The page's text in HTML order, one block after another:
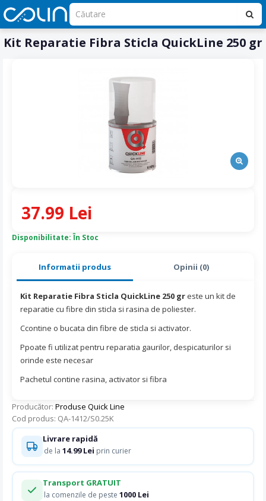
Kit Reparatie Fibra Sticla QuickLine 250 gr
Informatii produs Opinii (0)
Kit Reparatie Fibra Sticla QuickLine 250 gr este un kit de
reparatie cu fibre din sticla si rasina de poliester.
Ccontine o bucata din fibre de sticla si activator.
Ppoate fi utilizat pentru reparatia gaurilor, despicaturilor si
orinde este necesar
Pachetul contine rasina, activator si fibra
Producător: Produse Quick Line
Cod produs: QA-1412/S0.25K
Disponibilitate: În Stoc
37.99 Lei
Livrare rapidă
de la 14.99 Lei prin curier
Transport GRATUIT
la comenzile de peste 1000 Lei